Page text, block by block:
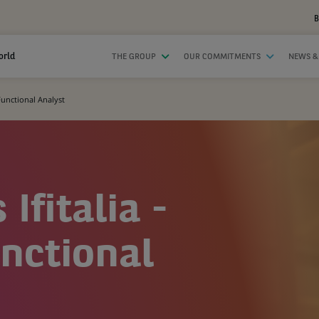
THE GROUP OUR COMMITMENTS NEWS
Analyst
Ifitalia -